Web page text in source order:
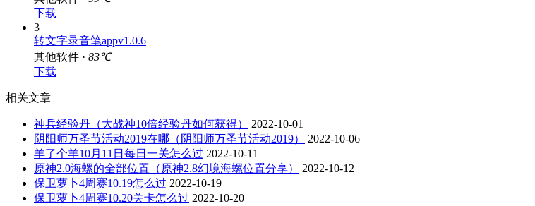
其他软件 ·
99℃
下载
3
转文字录音笔appv1.0.6
其他软件 ·
83℃
下载
相关文章
神兵经验丹（大战神10倍经验丹如何获得） 2022-10-01
阴阳师万圣节活动2019在哪（阴阳师万圣节活动2019）
羊了个羊10月11日每日一关怎么过 2022-10-11
原神2.0海螺的全部位置（原神2.8幻境海螺位置分享）
保卫萝卜4周赛10.19怎么过 2022-10-19